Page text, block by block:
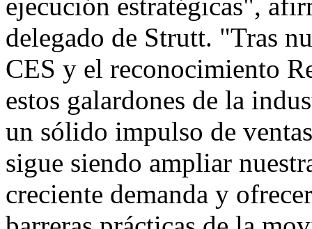
delegado de Strutt. "Tras
CES y el reconocimiento
estos galardones de la
un sólido impulso de
sigue siendo ampliar
creciente demanda y